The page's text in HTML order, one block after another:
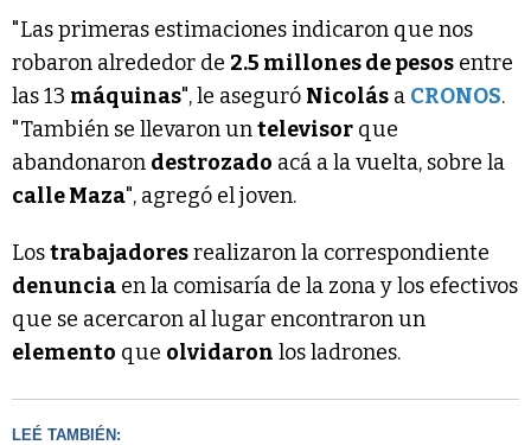
"Las primeras estimaciones indicaron que nos
robaron alrededor de 2.5 millones de pesos entre
las 13 máquinas", le aseguró Nicolás a CRONOS.
"También se llevaron untelevisor que
abandonaron destrozado acá a la vuelta, sobre la
calle Maza", agregó el joven.
Lostrabajadoresrealizaron la correspondiente
denuncia en la comisaría de la zona y los efectivos
que se acercaron al lugar encontraron un
elemento que olvidaron los ladrones.
LEÉ TAMBIÉN: